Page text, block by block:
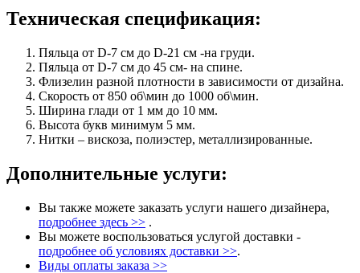
Техническая спецификация:
Пяльца от D-7 см до D-21 см -на груди.
Пяльца от D-7 см до 45 см- на спине.
Флизелин разной плотности в зависимости от дизайна.
Скорость от 850 об\мин до 1000 об\мин.
Ширина глади от 1 мм до 10 мм.
Высота букв минимум 5 мм.
Нитки – вискоза, полиэстер, металлизированные.
Дополнительные услуги:
Вы также можете заказать услуги нашего дизайнера,
подробнее здесь >> .
Вы можете воспользоваться услугой доставки -
подробнее об условиях доставки >>.
Виды оплаты заказа >>